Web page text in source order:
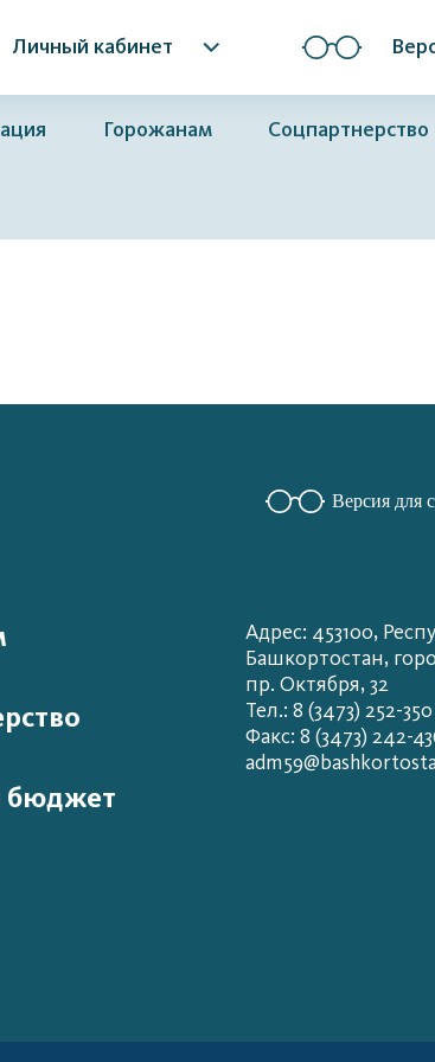
Личный кабинет
Горожанам Соцпартнерство
Версия для
бюджет
Адрес: 453100,
Башкортостан,
пр. Октября, 32
Тел.: 8 (3473) 252-350
Факс: 8 (3473) 242-